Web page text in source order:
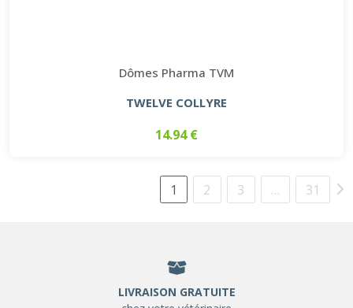
Dômes Pharma TVM
TWELVE COLLYRE
14.94 €
1 2 3 … 31
LIVRAISON GRATUITE